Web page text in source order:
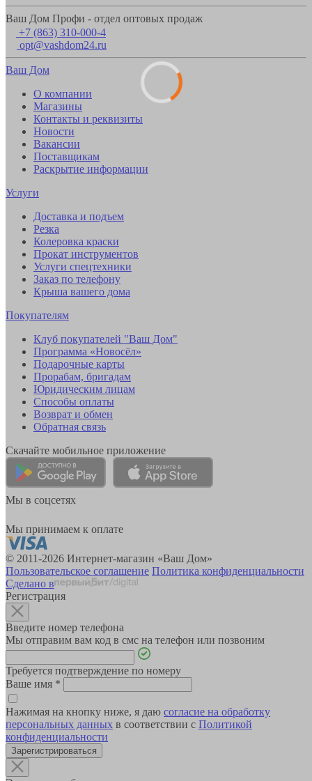
Ваш Дом Профи - отдел оптовых продаж
+7 (863) 310-000-4
opt@vashdom24.ru
Ваш Дом
О компании
Магазины
Контакты и реквизиты
Новости
Вакансии
Поставщикам
Раскрытие информации
Услуги
Доставка и подъем
Резка
Колеровка краски
Прокат инструментов
Услуги спецтехники
Заказ по телефону
Крыша вашего дома
Покупателям
Клуб покупателей "Ваш Дом"
Программа «Новосёл»
Подарочные карты
Прорабам, бригадам
Юридическим лицам
Способы оплаты
Возврат и обмен
Обратная связь
Скачайте мобильное приложение
Мы в соцсетях
Мы принимаем к оплате
© 2011-2026 Интернет-магазин «Ваш Дом»
Пользовательское соглашение Политика конфиденциальности
Сделано в
Регистрация
Введите номер телефона
Мы отправим вам код в смс на телефон или позвоним
Требуется подтверждение по номеру
Ваше имя *
Нажимая на кнопку ниже, я даю согласие на обработку
персональных данных в соответствии с Политикой
конфиденциальности
Зарегистрироваться